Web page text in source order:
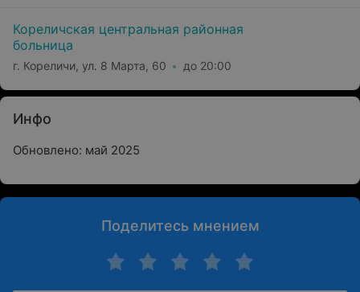
Кореличская центральная районная
больница
г. Кореличи, ул. 8 Марта, 60 до 20:00
Инфо
Обновлено: май 2025
Поделитесь мнением